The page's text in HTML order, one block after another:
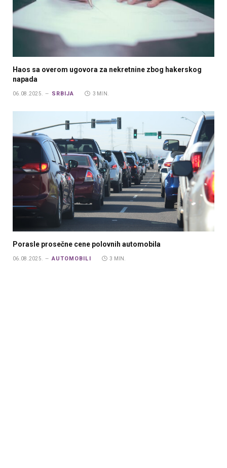
Haos sa overom ugovora za nekretnine zbog hakerskog
napada
06.08.2025. SRBIJA 3 MIN.
Porasle prosečne cene polovnih automobila
06.08.2025. AUTOMOBILI 3 MIN.